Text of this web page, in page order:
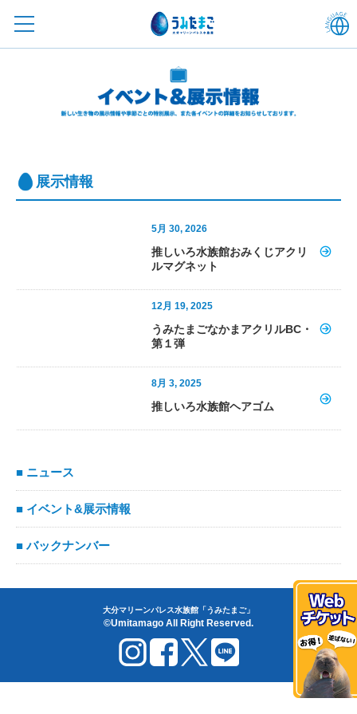
展示情報
5月 30, 2026
推しいろ水族館おみくじアクリ
ルマグネット
12月 19, 2025
うみたまごなかまアクリルBC・
第１弾
8月 3, 2025
推しいろ水族館ヘアゴム
■ ニュース
■ イベント&展示情報
■ バックナンバー
大分マリーンパレス水族館「うみたまご」
©Umitamago All Right Reserved.